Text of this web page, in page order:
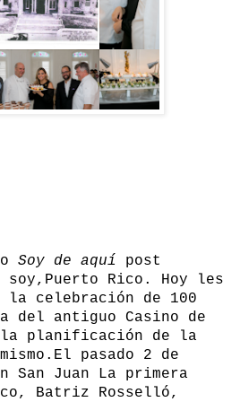
Soy de aquí
post
soy,Puerto Rico. Hoy les
la celebración de 100
del antiguo Casino de
la planificación de la
pasado 2 de
San Juan La primera
Batriz Rosselló,